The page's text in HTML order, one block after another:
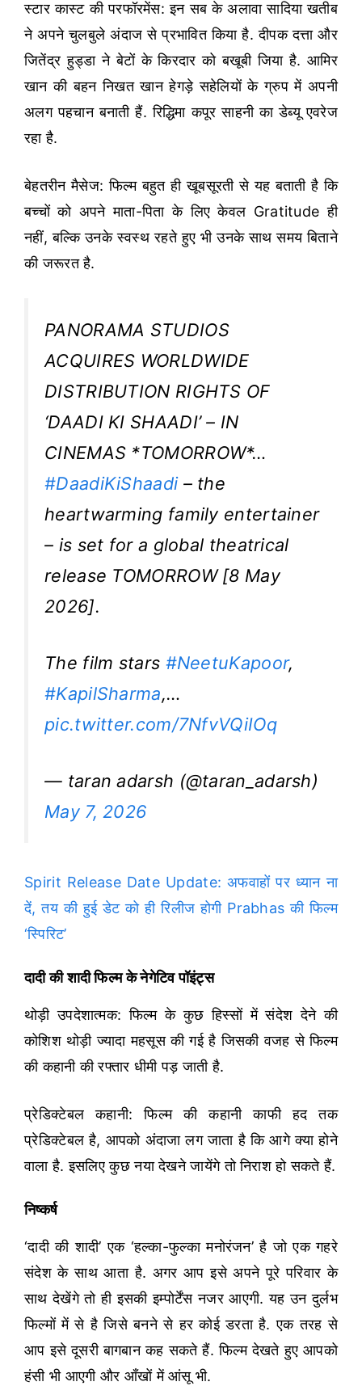
स्टार कास्ट की परफॉरमेंस: इन सब के अलावा सादिया खतीब
ने अपने चुलबुले अंदाज से प्रभावित किया है. दीपक दत्ता और
जितेंद्र हुड्डा ने बेटों के किरदार को बखूबी जिया है. आमिर
खान की बहन निखत खान हेगड़े सहेलियों के ग्रुप में अपनी
अलग पहचान बनाती हैं. रिद्धिमा कपूर साहनी का डेब्यू एवरेज
रहा है.
बेहतरीन मैसेज: फिल्म बहुत ही खूबसूरती से यह बताती है कि
बच्चों को अपने माता-पिता के लिए केवल Gratitude ही
नहीं, बल्कि उनके स्वस्थ रहते हुए भी उनके साथ समय बिताने
की जरूरत है.
PANORAMA STUDIOS
ACQUIRES WORLDWIDE
DISTRIBUTION RIGHTS OF
‘DAADI KI SHAADI’ – IN
CINEMAS *TOMORROW*…
#DaadiKiShaadi– the
heartwarming family entertainer
– is set for a global theatrical
release TOMORROW [8 May
2026].
The film stars #NeetuKapoor,
#KapilSharma,…
pic.twitter.com/7NfvVQiIOq
— taran adarsh (@taran_adarsh)
May 7, 2026
Spirit Release Date Update: अफवाहों पर ध्यान ना
दें, तय की हुई डेट को ही रिलीज होगी Prabhas की फिल्म
‘स्पिरिट’
दादी की शादी फिल्म के नेगेटिव पॉइंट्स
थोड़ी उपदेशात्मक: फिल्म के कुछ हिस्सों में संदेश देने की
कोशिश थोड़ी ज्यादा महसूस की गई है जिसकी वजह से फिल्म
की कहानी की रफ्तार धीमी पड़ जाती है.
प्रेडिक्टेबल कहानी: फिल्म की कहानी काफी हद तक
प्रेडिक्टेबल है, आपको अंदाजा लग जाता है कि आगे क्या होने
वाला है. इसलिए कुछ नया देखने जायेंगे तो निराश हो सकते हैं.
निष्कर्ष
‘दादी की शादी’ एक ‘हल्का-फुल्का मनोरंजन’ है जो एक गहरे
संदेश के साथ आता है. अगर आप इसे अपने पूरे परिवार के
साथ देखेंगे तो ही इसकी इम्पोर्टेंस नजर आएगी. यह उन दुर्लभ
फिल्मों में से है जिसे बनने से हर कोई डरता है. एक तरह से
आप इसे दूसरी बागबान कह सकते हैं. फिल्म देखते हुए आपको
हंसी भी आएगी और आँखों में आंसू भी.